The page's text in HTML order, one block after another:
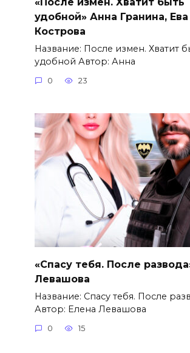
удобной» Анна Гранина, Ева
Кострова
Название: После измен. Хватит
удобной Автор: Анна
0 23
«Спасу тебя. После
Левашова
Название: Спасу тебя. После
Автор: Елена Левашова
0 15